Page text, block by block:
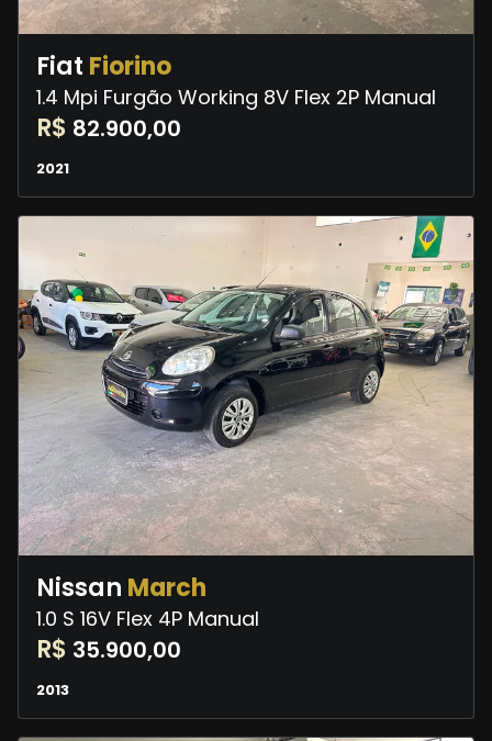
Fiat Fiorino
1.4 Mpi Furgão Working 8V Flex 2P Manual
R$ 82.900,00
2021
Nissan March
1.0 S 16V Flex 4P Manual
R$ 35.900,00
2013